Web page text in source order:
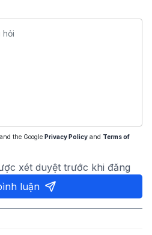
the Google Privacy Policy and Terms of
xét duyệt trước khi đăng
luận